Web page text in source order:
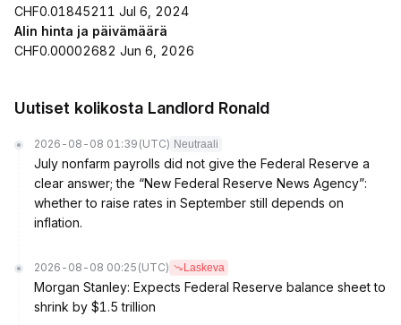
CHF0.01845211 Jul 6, 2024
Alin hinta ja päivämäärä
CHF0.00002682 Jun 6, 2026
Uutiset kolikosta Landlord Ronald
2026-08-08 01:39 (UTC) Neutraali
July nonfarm payrolls did not give the Federal Reserve a
clear answer; the “New Federal Reserve News Agency”:
whether to raise rates in September still depends on
inflation.
2026-08-08 00:25 (UTC) Laskeva
Morgan Stanley: Expects Federal Reserve balance sheet to
shrink by $1.5 trillion